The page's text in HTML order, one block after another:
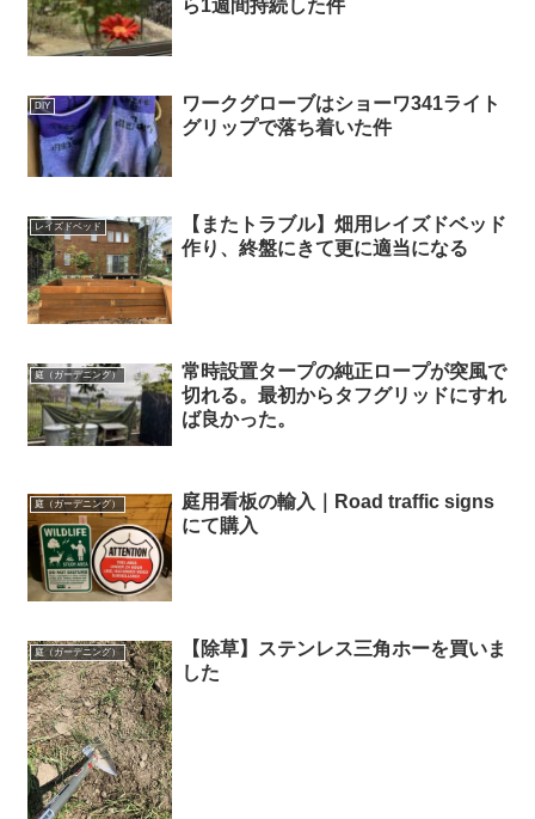
ら1週間持続した件
DIY
ワークグローブはショーワ341ライト
グリップで落ち着いた件
レイズドベッド
【またトラブル】畑用レイズドベッド
作り、終盤にきて更に適当になる
庭（ガーデニング）
常時設置タープの純正ロープが突風で
切れる。最初からタフグリッドにすれ
ば良かった。
庭（ガーデニング）
庭用看板の輸入｜Road traffic signs
にて購入
庭（ガーデニング）
【除草】ステンレス三角ホーを買いま
した